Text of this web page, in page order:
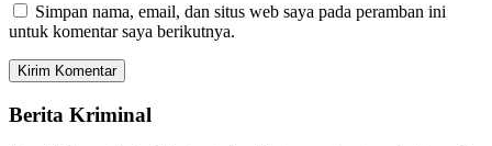
Simpan nama, email, dan situs web saya pada peramban ini
untuk komentar saya berikutnya.
Berita Kriminal